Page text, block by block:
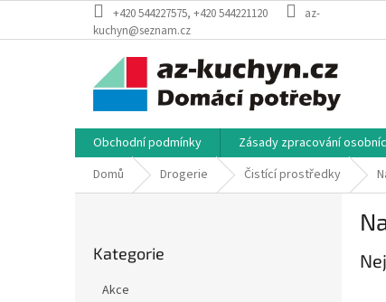
obsah
+420 544227575, +420 544221120
az-
kuchyn@seznam.cz
Obchodní podmínky Zásady zpracování
Domů
Drogerie Čistící prostředky
kategorie
Kategorie
Akce